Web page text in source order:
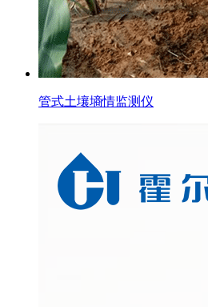
管式土壤墒情监测仪